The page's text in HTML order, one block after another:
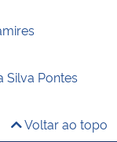
Silva Pontes
Voltar ao topo